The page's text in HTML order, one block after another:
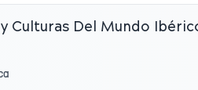
Del Mundo Ibérico e